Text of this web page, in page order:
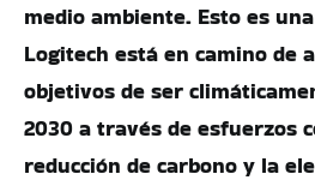
medio ambiente. Esto es
Logitech está en camino de
objetivos de ser
2030 a través de esfuerzos
reducción de carbono y la